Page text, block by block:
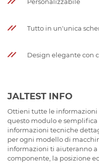
Personalizzabile
Tutto in un'unica
Design elegante con
JALTEST INFO
Ottieni tutte le
questo modulo e
informazioni tecniche
per ogni modello di
informazioni ti aiuteranno
componente, la posizione